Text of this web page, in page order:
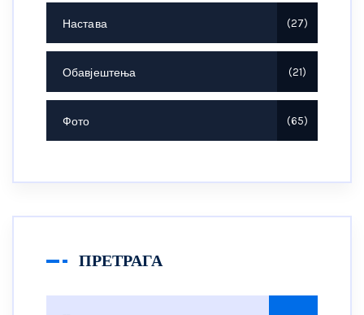
Настава 27
Обавјештења 21
Фото 65
ПРЕТРАГА